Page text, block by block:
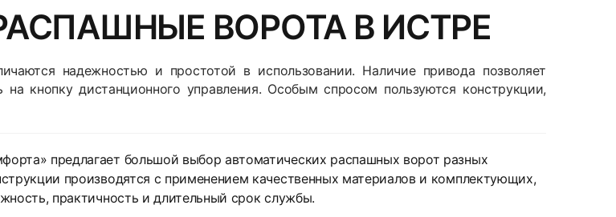
ВОРОТА В ИСТРЕ
надежностью и простотой в использовании. Наличие привода позволяет
кнопку дистанционного управления. Особым спросом пользуются конструкции,
предлагает большой выбор автоматических распашных ворот разных
производятся с применением качественных материалов и комплектующих,
практичность и длительный срок службы.